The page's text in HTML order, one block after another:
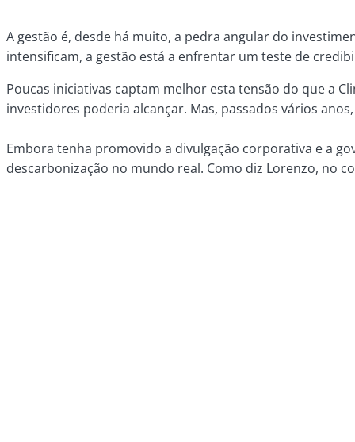
A gestão é, desde há muito, a pedra angular do
intensificam, a gestão está a enfrentar um teste de
Poucas iniciativas captam melhor esta tensão do que a
investidores poderia alcançar. Mas, passados vários
Embora tenha promovido a divulgação corporativa e a
descarbonização no mundo real. Como diz Lorenzo, no